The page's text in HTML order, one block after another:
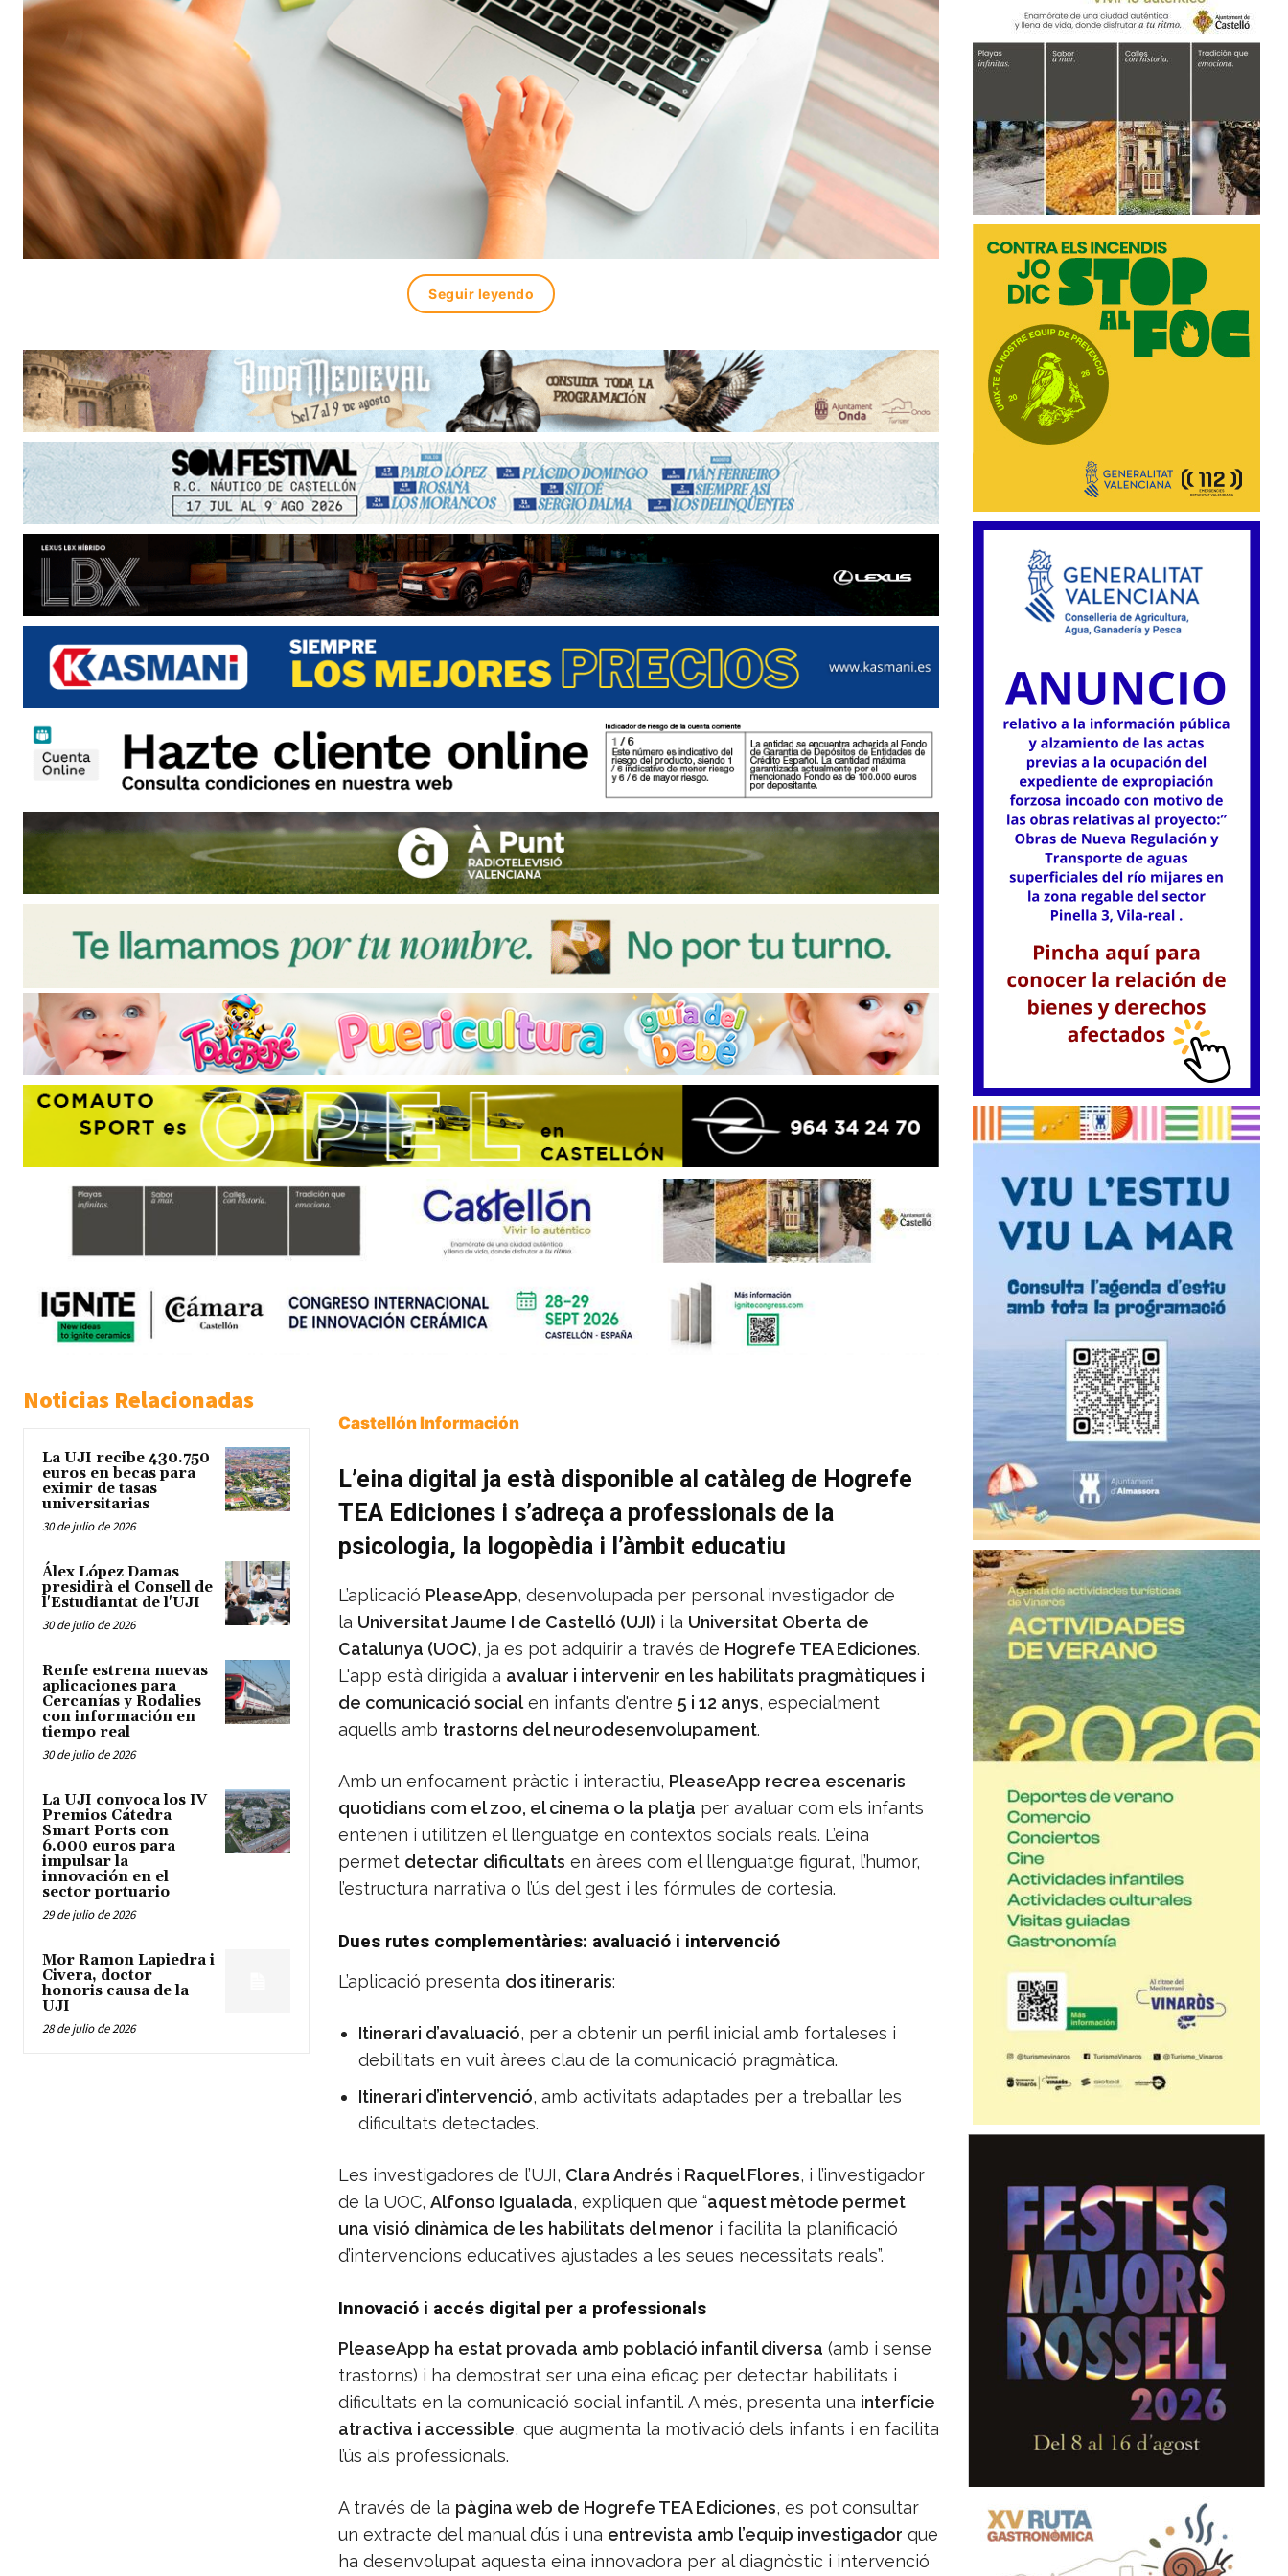
Seguir leyendo
Noticias Relacionadas
La UJI recibe 430.750
euros en becas para
eximir de tasas
universitarias
30 de julio de 2026
Álex López Damas
presidirà el Consell de
l'Estudiantat de l'UJI
30 de julio de 2026
Renfe estrena nuevas
aplicaciones para
Cercanías y Rodalies
con información en
tiempo real
30 de julio de 2026
La UJI convoca los IV
Premios Cátedra
Smart Ports con
6.000 euros para
impulsar la
innovación en el
sector portuario
29 de julio de 2026
Mor Ramon Lapiedra i
Civera, doctor
honoris causa de la
UJI
28 de julio de 2026
Castellón Información
L’eina digital ja està disponible al catàleg de Hogrefe
TEA Ediciones i s’adreça a professionals de la
psicologia, la logopèdia i l’àmbit educatiu
L’aplicació PleaseApp, desenvolupada per personal investigador de
la Universitat Jaume I de Castelló (UJI) i la Universitat Oberta de
Catalunya (UOC), ja es pot adquirir a través de Hogrefe TEA Ediciones.
L'app està dirigida a avaluar i intervenir en les habilitats pragmàtiques i
de comunicació socialen infants d'entre 5 i 12 anys, especialment
aquells amb trastorns del neurodesenvolupament.
Amb un enfocament pràctic i interactiu, PleaseApp recrea escenaris
quotidians com el zoo, el cinema o la platja per avaluar com els infants
entenen i utilitzen el llenguatge en contextos socials reals. L’eina
permet detectar dificultats en àrees com el llenguatge figurat, l’humor,
l’estructura narrativa o l’ús del gest i les fórmules de cortesia.
Dues rutes complementàries: avaluació i intervenció
L’aplicació presenta dos itineraris:
Itinerari d’avaluació, per a obtenir un perfil inicial amb fortaleses i
debilitats en vuit àrees clau de la comunicació pragmàtica.
Itinerari d’intervenció, amb activitats adaptades per a treballar les
dificultats detectades.
Les investigadores de l’UJI, Clara Andrés i Raquel Flores, i l’investigador
de la UOC, Alfonso Igualada, expliquen que “aquest mètode permet
una visió dinàmica de les habilitats del menor i facilita la planificació
d’intervencions educatives ajustades a les seues necessitats reals”.
Innovació i accés digital per a professionals
PleaseApp ha estat provada amb població infantil diversa (amb i sense
trastorns) i ha demostrat ser una eina eficaç per detectar habilitats i
dificultats en la comunicació social infantil. A més, presenta una interfície
atractiva i accessible, que augmenta la motivació dels infants i en facilita
l’ús als professionals.
A través de la pàgina web de Hogrefe TEA Ediciones, es pot consultar
un extracte del manual d’ús i una entrevista amb l’equip investigador que
ha desenvolupat aquesta eina innovadora per al diagnòstic i intervenció